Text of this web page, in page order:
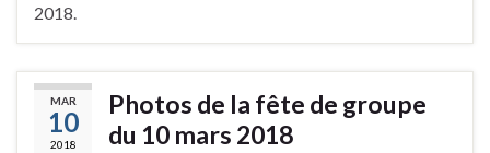
2018.
MAR
10
2018
Photos de la fête de groupe
du 10 mars 2018